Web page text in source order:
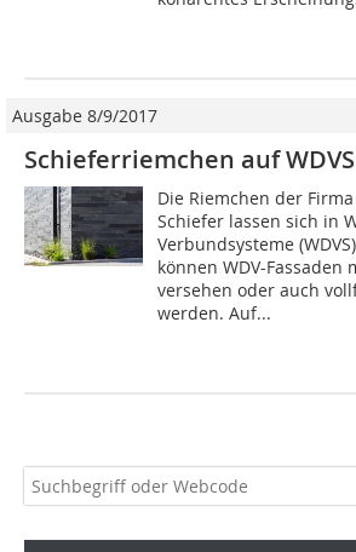
Ausgabe 8/9/2017
Schieferriemchen auf WDVS
Die Riemchen der
Schiefer lassen sich in
Verbundsysteme
können WDV-Fassaden
versehen oder auch
werden. Auf...